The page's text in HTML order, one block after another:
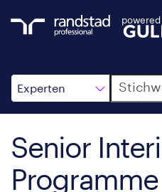
powered
Experten
Suche
Senior